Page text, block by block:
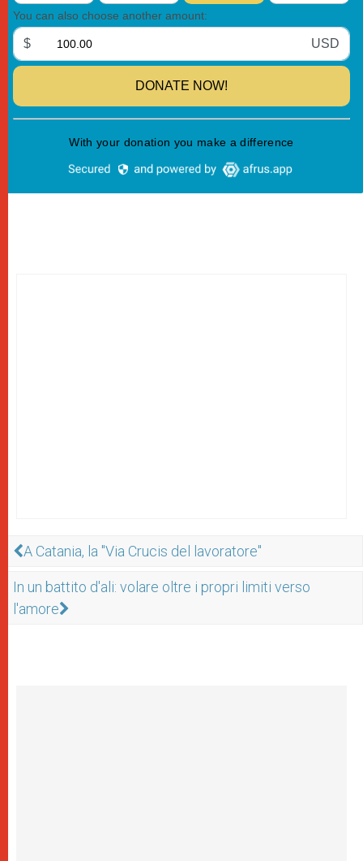
A Catania, la "Via Crucis del lavoratore"
In un battito d'ali: volare oltre i propri limiti verso
l'amore